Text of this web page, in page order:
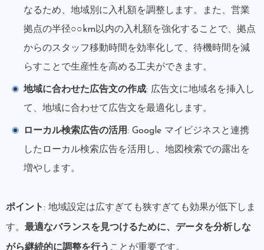
なるため、地域別に入札額を調整します。また、営業
拠点の半径○○km以内の入札額を強化することで、拠点
からのスタッフ移動時間を効率化して、待機時間を減
らすことで生産性を高める工夫ができます。
地域に合わせた広告文の作成: 広告文に地域名を挿入し
て、地域に合わせて広告文を最適化します。
ローカル検索広告の活用: Google マイビジネスと連携
したローカル検索広告を活用し、地図検索での露出を
増やします。
ポイント: 地域設定は広すぎても狭すぎても効果が低下しま
す。 最適なバランスを見つけるために、データを分析しな
がら継続的に調整を行う ことが重要です。